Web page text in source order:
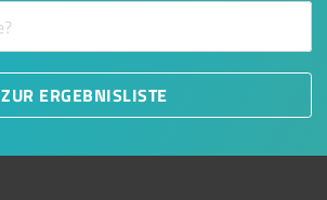
ZUR ERGEBNISLISTE